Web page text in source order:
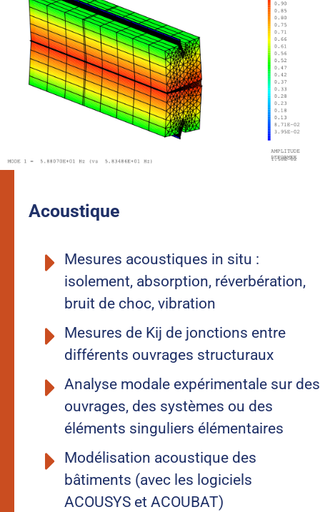
Acoustique
Mesures acoustiques in situ :
isolement, absorption, réverbération,
bruit de choc, vibration
Mesures de Kij de jonctions entre
différents ouvrages structuraux
Analyse modale expérimentale sur des
ouvrages, des systèmes ou des
éléments singuliers élémentaires
Modélisation acoustique des
bâtiments (avec les logiciels
ACOUSYS et ACOUBAT)